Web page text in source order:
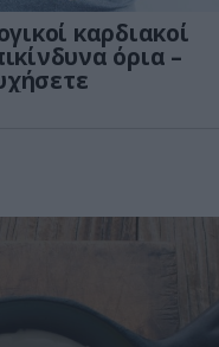
καρδιακοί
όρια –